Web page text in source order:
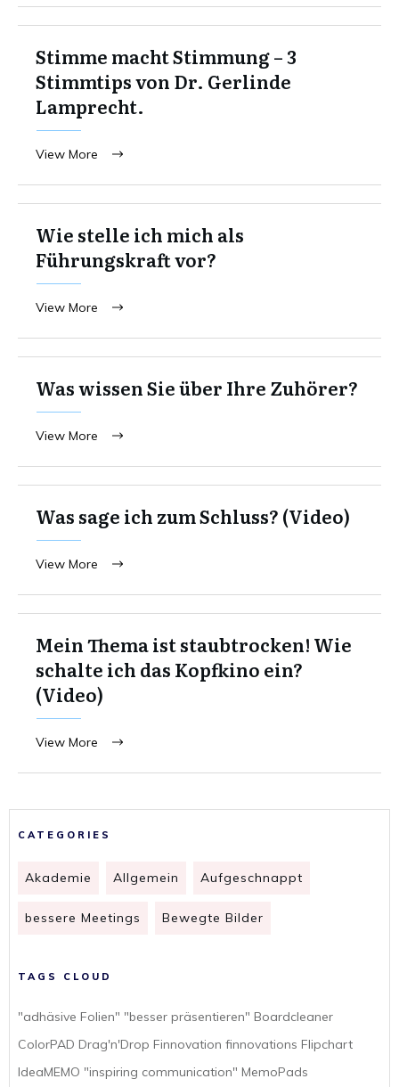
Stimme macht Stimmung – 3
Stimmtips von Dr. Gerlinde
Lamprecht.
View More
Wie stelle ich mich als
Führungskraft vor?
View More
Was wissen Sie über Ihre Zuhörer?
View More
Was sage ich zum Schluss? (Video)
View More
Mein Thema ist staubtrocken! Wie
schalte ich das Kopfkino ein?
(Video)
View More
CATEGORIES
Akademie Allgemein Aufgeschnappt
bessere Meetings Bewegte Bilder
TAGS CLOUD
"adhäsive Folien" "besser präsentieren" Boardcleaner
ColorPAD Drag'n'Drop Finnovation finnovations Flipchart
IdeaMEMO "inspiring communication" MemoPads